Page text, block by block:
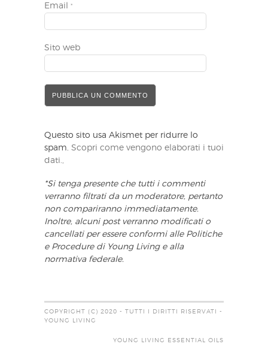
Email *
Sito web
Questo sito usa Akismet per ridurre lo
spam. Scopri come vengono elaborati i tuoi
dati.,
*Si tenga presente che tutti i commenti
verranno filtrati da un moderatore, pertanto
non compariranno immediatamente.
Inoltre, alcuni post verranno modificati o
cancellati per essere conformi alle Politiche
e Procedure di Young Living e alla
normativa federale.
COPYRIGHT (C) 2020 - TUTTI I DIRITTI RISERVATI -
YOUNG LIVING
YOUNG LIVING ESSENTIAL OILS